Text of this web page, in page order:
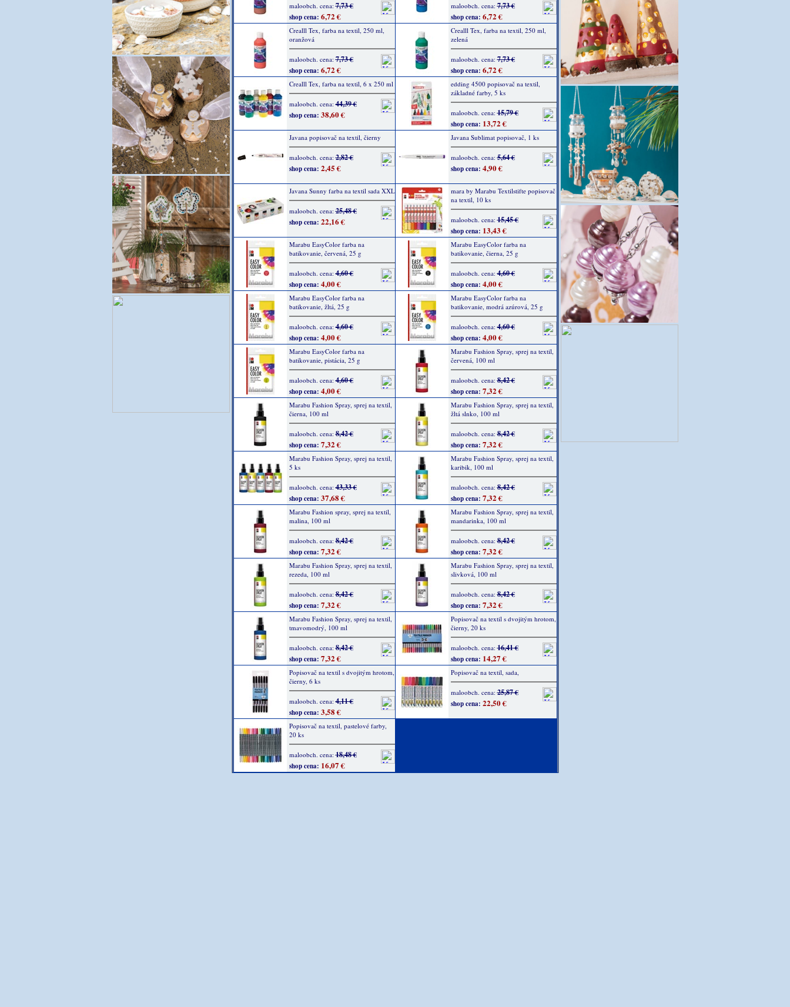
maloobch. cena:7,73 €
shop cena: 6,72 €
maloobch. cena:7,73 €
shop cena: 6,72 €
Crealll Tex, farba na textil, 250 ml,
oranžová
maloobch. cena:7,73 €
shop cena: 6,72 €
Crealll Tex, farba na textil, 250 ml,
zelená
maloobch. cena:7,73 €
shop cena: 6,72 €
Crealll Tex, farba na textil, 6 x 250 ml
maloobch. cena:44,39 €
shop cena: 38,60 €
edding 4500 popisovač na textil,
základné farby, 5 ks
maloobch. cena:15,79 €
shop cena: 13,72 €
Javana popisovač na textil, čierny
maloobch. cena:2,82 €
shop cena: 2,45 €
Javana Sublimat popisovač, 1 ks
maloobch. cena:5,64 €
shop cena: 4,90 €
Javana Sunny farba na textil sada XXL
maloobch. cena:25,48 €
shop cena: 22,16 €
mara by Marabu Textilstifte popisovač
na textil, 10 ks
maloobch. cena:15,45 €
shop cena: 13,43 €
Marabu EasyColor farba na
batikovanie, červená, 25 g
maloobch. cena:4,60 €
shop cena: 4,00 €
Marabu EasyColor farba na
batikovanie, čierna, 25 g
maloobch. cena:4,60 €
shop cena: 4,00 €
Marabu EasyColor farba na
batikovanie, žltá, 25 g
maloobch. cena:4,60 €
shop cena: 4,00 €
Marabu EasyColor farba na
batikovanie, modrá azúrová, 25 g
maloobch. cena:4,60 €
shop cena: 4,00 €
Marabu EasyColor farba na
batikovanie, pistácia, 25 g
maloobch. cena:4,60 €
shop cena: 4,00 €
Marabu Fashion Spray, sprej na textil,
červená, 100 ml
maloobch. cena:8,42 €
shop cena: 7,32 €
Marabu Fashion Spray, sprej na textil,
čierna, 100 ml
maloobch. cena:8,42 €
shop cena: 7,32 €
Marabu Fashion Spray, sprej na textil,
žltá slnko, 100 ml
maloobch. cena:8,42 €
shop cena: 7,32 €
Marabu Fashion Spray, sprej na textil,
5 ks
maloobch. cena:43,33 €
shop cena: 37,68 €
Marabu Fashion Spray, sprej na textil,
karibik, 100 ml
maloobch. cena:8,42 €
shop cena: 7,32 €
Marabu Fashion spray, sprej na textil,
malina, 100 ml
maloobch. cena:8,42 €
shop cena: 7,32 €
Marabu Fashion Spray, sprej na textil,
mandarinka, 100 ml
maloobch. cena:8,42 €
shop cena: 7,32 €
Marabu Fashion Spray, sprej na textil,
rezeda, 100 ml
maloobch. cena:8,42 €
shop cena: 7,32 €
Marabu Fashion Spray, sprej na textil,
slivková, 100 ml
maloobch. cena:8,42 €
shop cena: 7,32 €
Marabu Fashion Spray, sprej na textil,
tmavomodrý, 100 ml
maloobch. cena:8,42 €
shop cena: 7,32 €
Popisovač na textil s dvojitým hrotom,
čierny, 20 ks
maloobch. cena:16,41 €
shop cena: 14,27 €
Popisovač na textil s dvojitým hrotom,
čierny, 6 ks
maloobch. cena:4,11 €
shop cena: 3,58 €
Popisovač na textil, sada,
maloobch. cena:25,87 €
shop cena: 22,50 €
Popisovač na textil, pastelové farby,
20 ks
maloobch. cena:18,48 €
shop cena: 16,07 €